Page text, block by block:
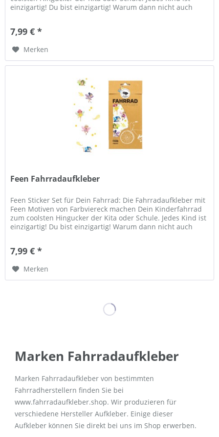
einzigartig! Du bist einzigartig! Warum dann nicht auch
7,99 € *
Merken
Feen Fahrradaufkleber
Feen Sticker Set für Dein Fahrrad: Die Fahrradaufkleber mit
Feen Motiven von Farbviereck machen Dein Kinderfahrrad
zum coolsten Hingucker der Kita oder Schule. Jedes Kind ist
einzigartig! Du bist einzigartig! Warum dann nicht auch
7,99 € *
Merken
Marken Fahrradaufkleber
Marken Fahrradaufkleber von bestimmten
Fahrradherstellern finden Sie bei
www.fahrradaufkleber.shop. Wir produzieren für
verschiedene Hersteller Aufkleber. Einige dieser
Aufkleber können Sie direkt bei uns im Shop erwerben.